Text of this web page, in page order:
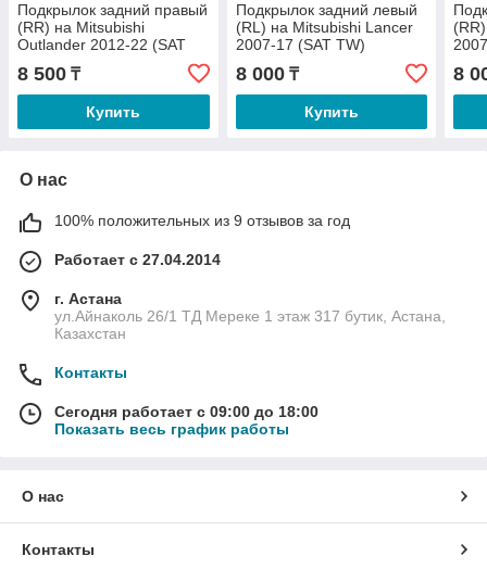
Подкрылок задний правый
(RR) на Mitsubishi
Outlander 2012-22 (SAT
8 500 ₸
Купить
Подкрылок задний левый
(RL) на Mitsubishi Lancer
2007-17 (SAT TW)
8 000₸
Купить
8
О нас
100% положительных из 9 отзывов за год
Работает с 27.04.2014
г. Астана
ул.Айнаколь 26/1 ТД Мереке 1 этаж 317 бутик, Астана,
Казахстан
Контакты
Сегодня работает с 09:00 до 18:00
Показать весь график работы
О нас
Контакты